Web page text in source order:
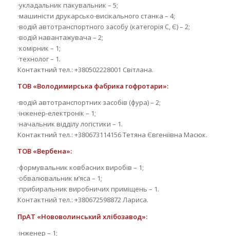
·укладальник пакувальник – 5;
·машиністи друкарсько-висікального станка – 4;
·водій автотранспортного засобу (категорія С, Є) – 2;
·водій навантажувача – 2;
·комірник – 1;
·технолог – 1.
Контактний тел.: +380502228001 Світлана.
ТОВ «Володимирська фабрика гофротари»:
·водій автотранспортних засобів (фура) – 2;
·інженер-електронік – 1;
·начальник відділу логістики – 1.
Контактний тел.: +380673114156 Тетяна Євгеніївна Масюк.
ТОВ «Вербена»:
·формувальник ковбасних виробів – 1;
·обвалювальник м’яса – 1;
·прибиральник виробничих приміщень – 1.
Контактний тел.: +380672598872 Лариса.
ПрАТ «Нововолинський хлібозавод»:
·інженер – 1;